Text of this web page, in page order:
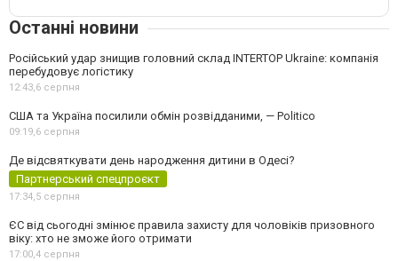
Останні новини
Російський удар знищив головний склад INTERTOP Ukraine: компанія
перебудовує логістику
12:43,6 серпня
США та Україна посилили обмін розвідданими, — Politico
09:19,6 серпня
Де відсвяткувати день народження дитини в Одесі?
Партнерський спецпроєкт
17:34,5 серпня
ЄС від сьогодні змінює правила захисту для чоловіків призовного
віку: хто не зможе його отримати
17:00,4 серпня